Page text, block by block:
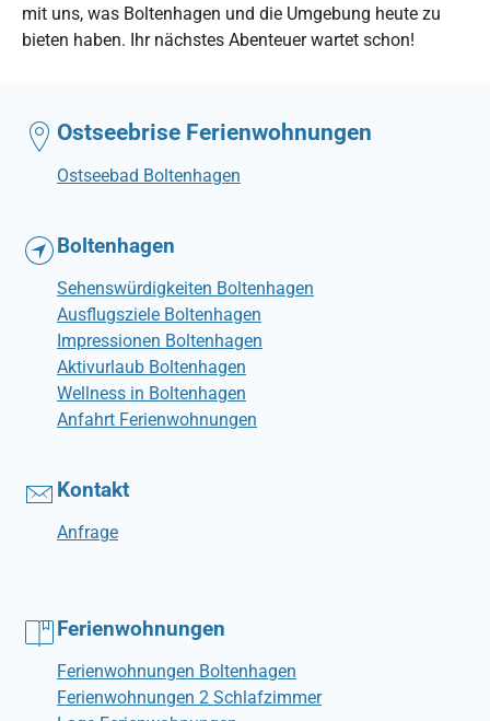
mit uns, was Boltenhagen und die Umgebung heute zu
bieten haben. Ihr nächstes Abenteuer wartet schon!
Ostseebrise Ferienwohnungen
Ostseebad Boltenhagen
Boltenhagen
Sehenswürdigkeiten Boltenhagen
Ausflugsziele Boltenhagen
Impressionen Boltenhagen
Aktivurlaub Boltenhagen
Wellness in Boltenhagen
Anfahrt Ferienwohnungen
Kontakt
Anfrage
Ferienwohnungen
Ferienwohnungen Boltenhagen
Ferienwohnungen 2 Schlafzimmer